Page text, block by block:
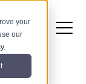
your
our
.